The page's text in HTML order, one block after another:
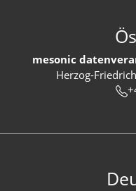
mesonic
Herzog-